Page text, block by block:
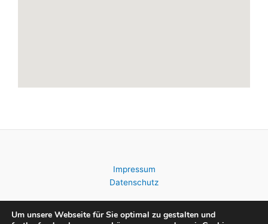
Impressum
Datenschutz
Um unsere Webseite für Sie optimal zu gestalten und